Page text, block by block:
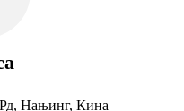
Нањинг, Кина